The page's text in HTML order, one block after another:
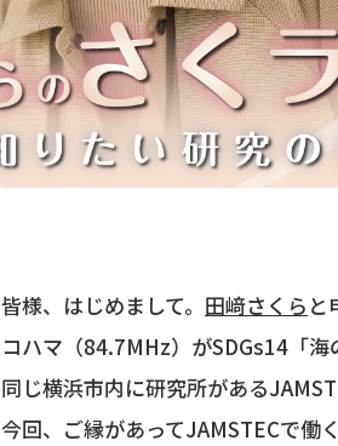
皆様、はじめまして。 田﨑さくら と
コハマ（84.7MHz）がSDGs14「海
同じ横浜市内に研究所がある
今回、ご縁があってJAMSTECで働